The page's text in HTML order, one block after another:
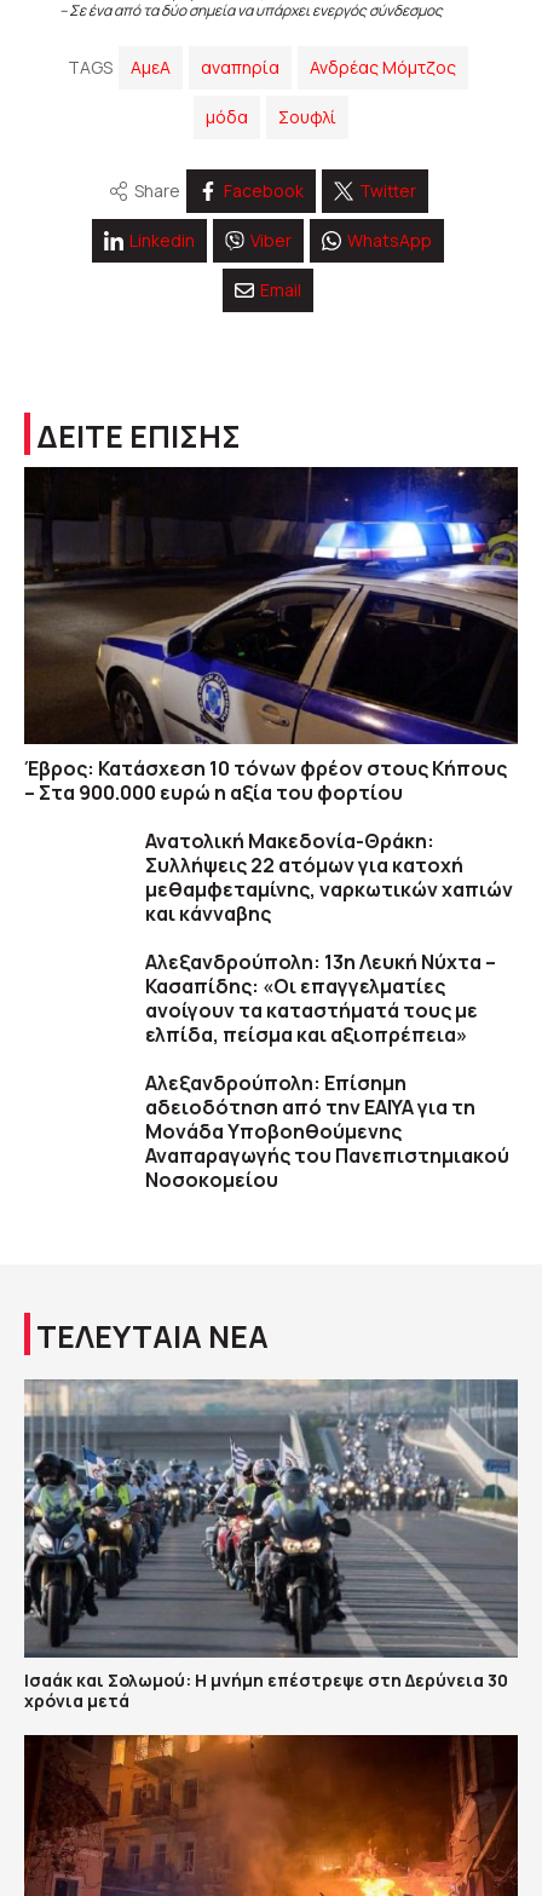
– Σε ένα από τα δύο σημεία να υπάρχει ενεργός σύνδεσμος
TAGS ΑμεΑ αναπηρία Ανδρέας Μόμτζος
μόδα Σουφλί
Share Facebook Twitter
Linkedin Viber WhatsApp
Email
ΔΕΙΤΕ ΕΠΙΣΗΣ
Έβρος: Κατάσχεση 10 τόνων φρέον στους Κήπους
– Στα 900.000 ευρώ η αξία του φορτίου
Ανατολική Μακεδονία-Θράκη:
Συλλήψεις 22 ατόμων για κατοχή
μεθαμφεταμίνης, ναρκωτικών χαπιών
και κάνναβης
Αλεξανδρούπολη: 13η Λευκή Νύχτα –
Κασαπίδης: «Οι επαγγελματίες
ανοίγουν τα καταστήματά τους με
ελπίδα, πείσμα και αξιοπρέπεια»
Αλεξανδρούπολη: Επίσημη
αδειοδότηση από την ΕΑΙΥΑ για τη
Μονάδα Υποβοηθούμενης
Αναπαραγωγής του Πανεπιστημιακού
Νοσοκομείου
ΤΕΛΕΥΤΑΙΑ ΝΕΑ
Ισαάκ και Σολωμού: Η μνήμη επέστρεψε στη Δερύνεια 30
χρόνια μετά